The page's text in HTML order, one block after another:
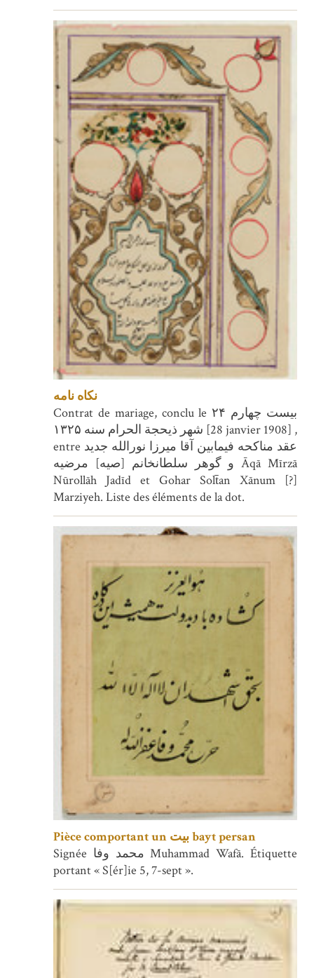
نکاه نامه
Contrat de mariage, conclu le بیست چهارم ۲۴
شهر ذیحجة الحرام سنه ۱۳۲۵ [28 janvier 1908] ,
entre عقد مناکحه فیمابین آقا میرزا نورالله جدید
و گوهر سلطانخانم [صیه] مرضیه Āqā Mīrzā
Nūrollāh Jadīd et Gohar Solt̄an Xānum [?]
Marziyeh. Liste des éléments de la dot.
Pièce comportant un بیت bayt persan
Signée محمد وفا Muhammad Wafā. Étiquette
portant « S[ér]ie 5, 7-sept ».